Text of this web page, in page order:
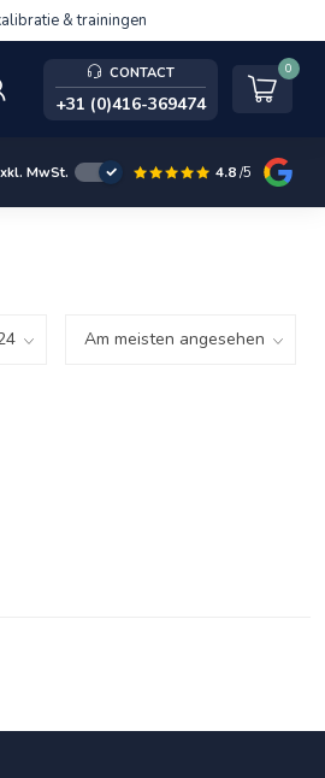
& trainingen
CONTACT
+31 (0)416-369474
0
MwSt. 4.8/5